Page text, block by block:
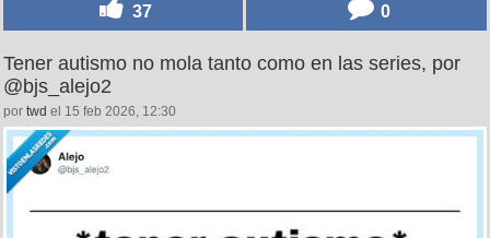
37 0
Tener autismo no mola tanto como en las series, por
@bjs_alejo2
por twd el 15 feb 2026, 12:30